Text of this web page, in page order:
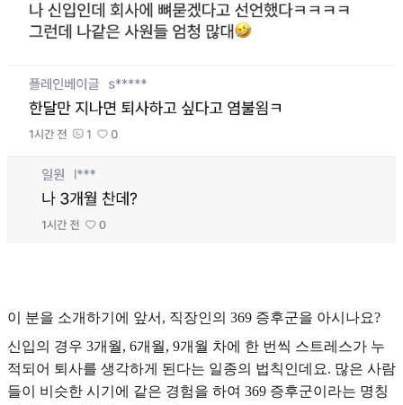
이 분을 소개하기에 앞서, 직장인의 369 증후군을 아시나요?
신입의 경우 3개월, 6개월, 9개월 차에 한 번씩 스트레스가 누
적되어 퇴사를 생각하게 된다는 일종의 법칙인데요. 많은 사람
들이 비슷한 시기에 같은 경험을 하여 369 증후군이라는 명칭